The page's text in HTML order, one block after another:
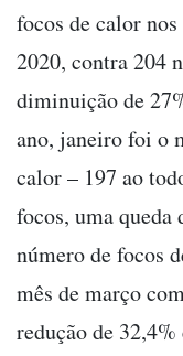
focos de calor
2020, contra 204
diminuição de
ano, janeiro foi o
calor – 197 ao
focos, uma queda
número de focos
mês de março
redução de